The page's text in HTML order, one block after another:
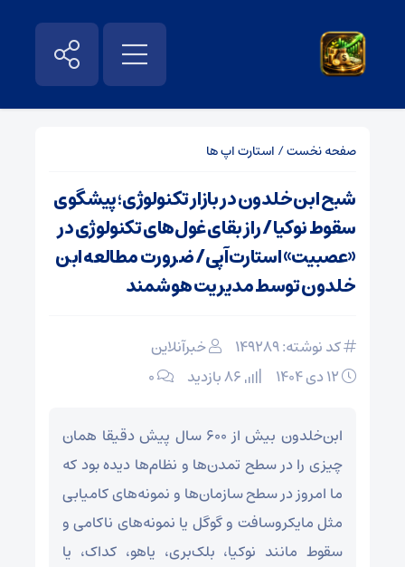
صفحه نخست/ استارت اپ ها
شبح ابن‌خلدون در بازار تکنولوژی؛ پیشگوی
سقوط نوکیا / راز بقای غول‌های تکنولوژی در
«عصبیت» استارت‌آپی/ ضرورت مطالعه ابن
خلدون توسط مدیریت هوشمند
کد نوشته: 149289
خبرآنلاین
۰
ابن‌خلدون بیش از ۶۰۰ سال پیش دقیقا همان
چیزی را در سطح تمدن‌ها و نظام‌ها دیده بود که
ما امروز در سطح سازمان‌ها و نمونه‌های کامیابی
مثل مایکروسافت و گوگل یا نمونه‌های ناکامی و
سقوط مانند نوکیا، بلک‌بری، یاهو، کداک، یا